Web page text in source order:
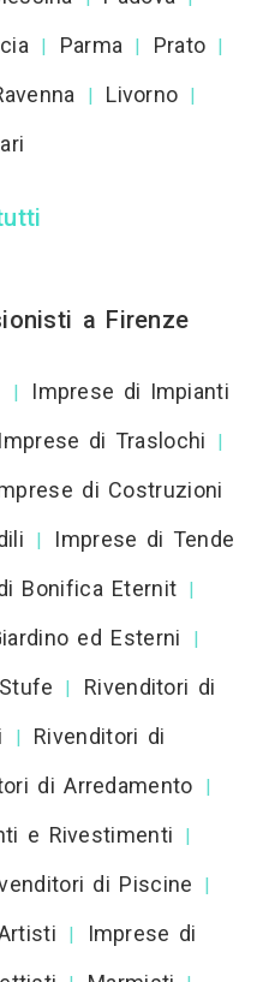
| Parma | Prato |
| Livorno |
a Firenze
|
Imprese di Impianti
Imprese di Traslochi |
di Costruzioni
|
Imprese di Tende
Bonifica Eternit |
ed Esterni |
|
Rivenditori di
|
Rivenditori di
di Arredamento |
e Rivestimenti |
di Piscine |
|
Imprese di